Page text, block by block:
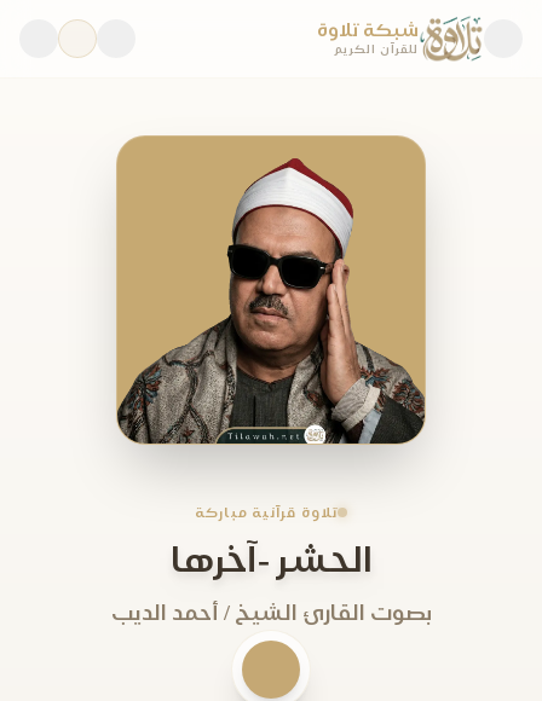
شبكة تلاوة
للقرآن الكريم
تلاوة قرآنية مباركة
الحشر -آخرها
بصوت القارئ الشيخ / أحمد الديب